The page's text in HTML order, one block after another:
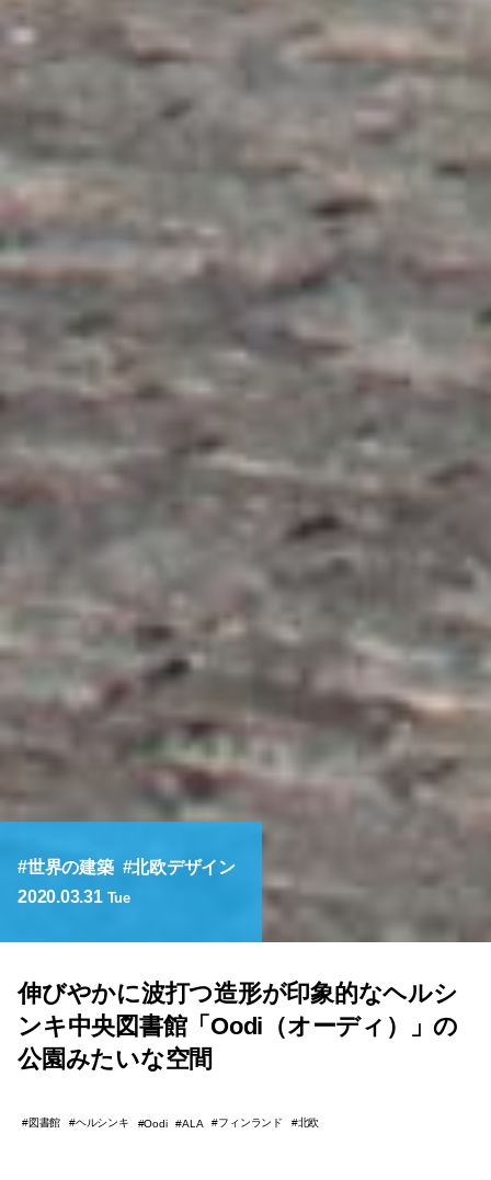
世界の建築
北欧デザイン
2020.03.31 Tue
伸びやかに波打つ造形が印象的なヘルシ
ンキ中央図書館「Oodi（オーディ）」の
公園みたいな空間
図書館 ヘルシンキ Oodi ALA フィンランド 北欧